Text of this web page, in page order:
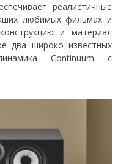
реалистичные
любимых фильмах и
и материал
два широко известных
динамика Continuum с